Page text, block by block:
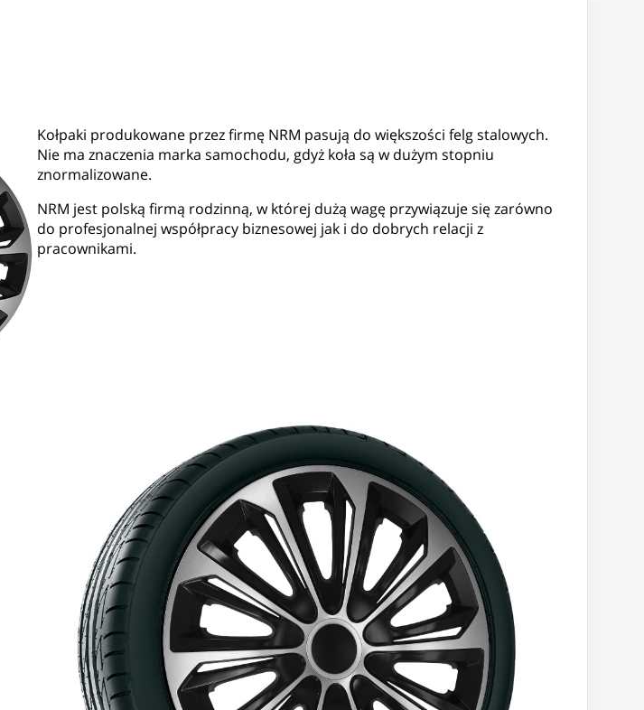
Kołpaki produkowane przez firmę NRM pasują do większości felg stalowych.
Nie ma znaczenia marka samochodu, gdyż koła są w dużym stopniu
znormalizowane.
NRM jest polską firmą rodzinną, w której dużą wagę przywiązuje się zarówno
do profesjonalnej współpracy biznesowej jak i do dobrych relacji z
pracownikami.